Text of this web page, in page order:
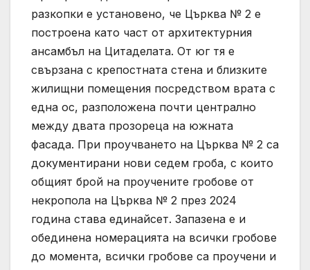
разкопки е установено, че Църква № 2 е
построена като част от архитектурния
ансамбъл на Цитаделата. От юг тя е
свързана с крепостната стена и близките
жилищни помещения посредством врата с
една ос, разположена почти централно
между двата прозореца на южната
фасада. При проучването на Църква № 2 са
документирани нови седем гроба, с които
общият брой на проучените гробове от
некропола на Църква № 2 през 2024
година става единайсет. Запазена е и
обединена номерацията на всички гробове
до момента, всички гробове са проучени и